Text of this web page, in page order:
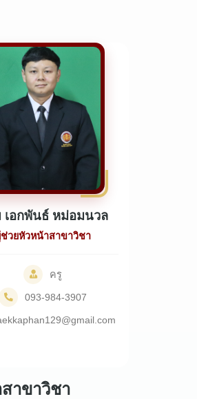
เอกพันธ์ หม่อมนวล
ช่วยหัวหน้าสาขาวิชา
ครู
093-984-3907
าขาวิชา